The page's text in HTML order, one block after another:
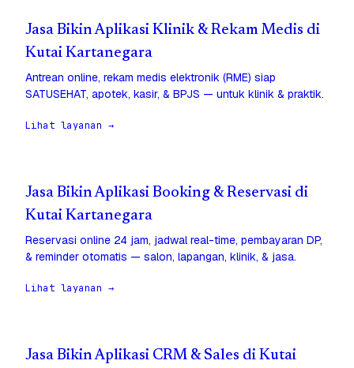
Jasa Bikin Aplikasi Klinik & Rekam Medis di
Kutai Kartanegara
Antrean online, rekam medis elektronik (RME) siap
SATUSEHAT, apotek, kasir, & BPJS — untuk klinik & praktik.
Lihat layanan →
Jasa Bikin Aplikasi Booking & Reservasi di
Kutai Kartanegara
Reservasi online 24 jam, jadwal real-time, pembayaran DP,
& reminder otomatis — salon, lapangan, klinik, & jasa.
Lihat layanan →
Jasa Bikin Aplikasi CRM & Sales di Kutai